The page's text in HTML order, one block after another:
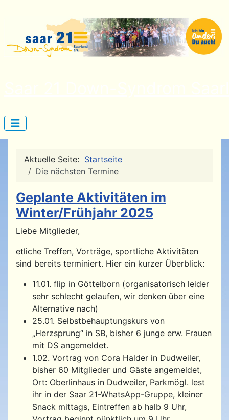
Aktuelle Seite: Startseite
Die nächsten Termine
Geplante Aktivitäten im
Winter/Frühjahr 2025
Liebe Mitglieder,
etliche Treffen, Vorträge, sportliche Aktivitäten
sind bereits terminiert. Hier ein kurzer Überblick:
11.01. flip in Göttelborn (organisatorisch leider
sehr schlecht gelaufen, wir denken über eine
Alternative nach)
25.01. Selbstbehauptungskurs von
„Herzsprung“ in SB, bisher 6 junge erw. Frauen
mit DS angemeldet.
1.02. Vortrag von Cora Halder in Dudweiler,
bisher 60 Mitglieder und Gäste angemeldet,
Ort: Oberlinhaus in Dudweiler, Parkmögl. lest
ihr in der Saar 21-WhatsApp-Gruppe, kleiner
Snack mittags, Eintreffen ab halb 9 Uhr,